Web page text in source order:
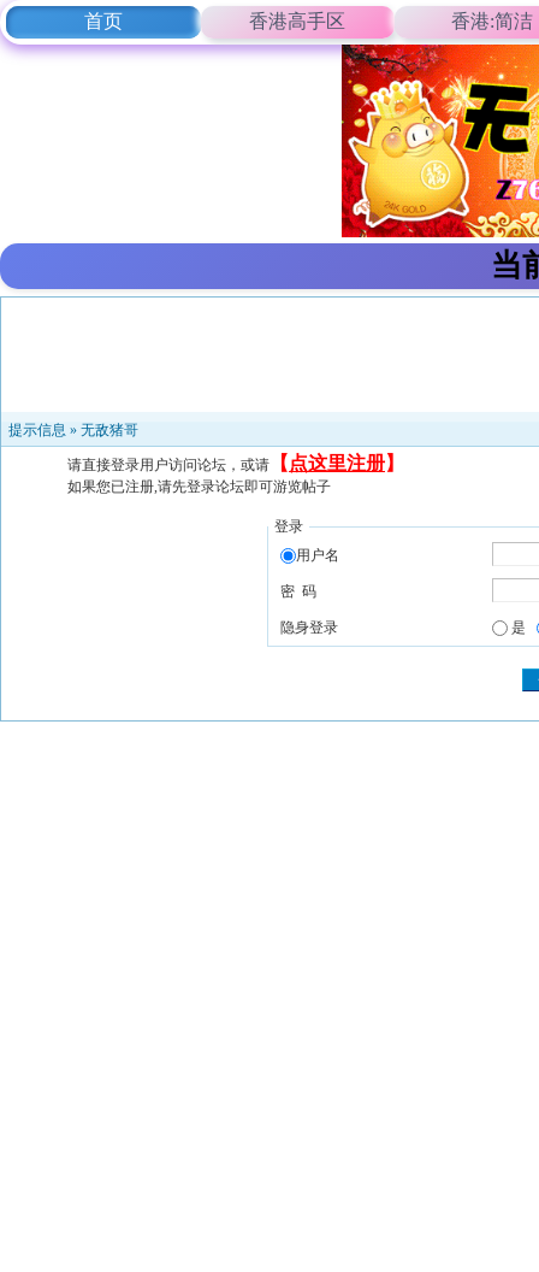
首页 香港高手区 香港:简洁
当
提示信息 » 无敌猪哥
请直接登录用户访问论坛，或请 【 点这里注册】
如果您已注册,请先登录论坛即可游览帖子
登录
用户名
密 码
隐身登录 是